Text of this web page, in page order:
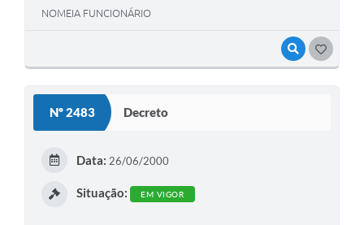
VISUALIZAR
NOMEIA FUNCIONÁRIO
Nº 2483 Decreto
Data: 26/06/2000
Situação: EM VIGOR